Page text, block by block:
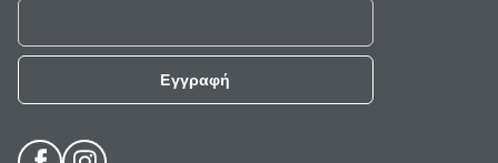
Εγγραφή